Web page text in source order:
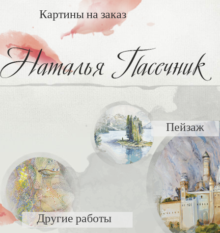
Картины на заказ
Другие работы
Пейзаж